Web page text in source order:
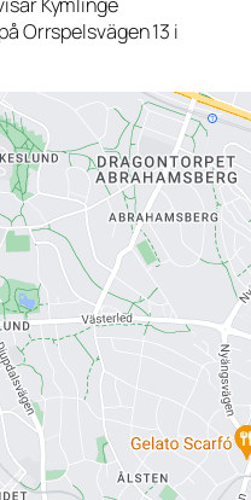
Kymlinge
Orrspelsvägen 13 i